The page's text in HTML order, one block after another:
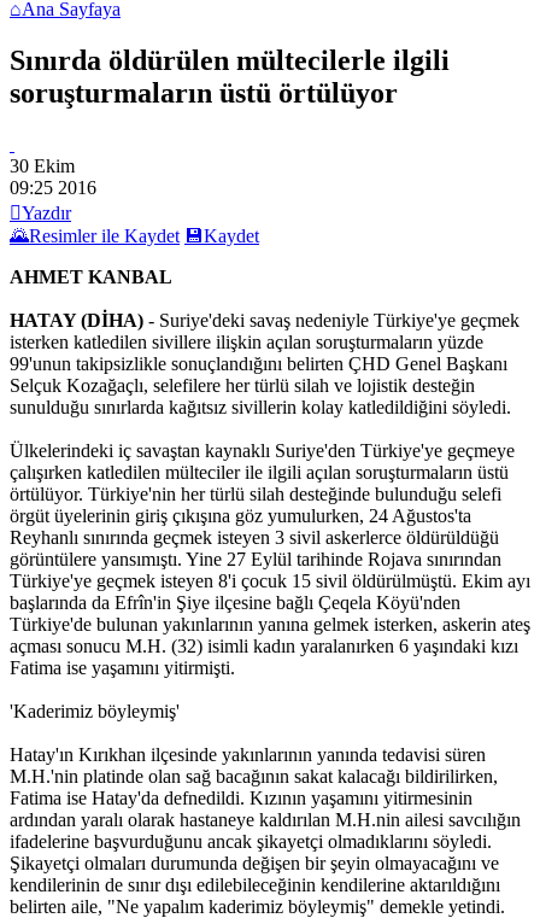
⌂Ana Sayfaya
Sınırda öldürülen mültecilerle ilgili
soruşturmaların üstü örtülüyor
30 Ekim
09:25 2016
Yazdır
🌄Resimler ile Kaydet 💾Kaydet
AHMET KANBAL
HATAY (DİHA) - Suriye'deki savaş nedeniyle Türkiye'ye geçmek
isterken katledilen sivillere ilişkin açılan soruşturmaların yüzde
99'unun takipsizlikle sonuçlandığını belirten ÇHD Genel Başkanı
Selçuk Kozağaçlı, selefilere her türlü silah ve lojistik desteğin
sunulduğu sınırlarda kağıtsız sivillerin kolay katledildiğini söyledi.
Ülkelerindeki iç savaştan kaynaklı Suriye'den Türkiye'ye geçmeye
çalışırken katledilen mülteciler ile ilgili açılan soruşturmaların üstü
örtülüyor. Türkiye'nin her türlü silah desteğinde bulunduğu selefi
örgüt üyelerinin giriş çıkışına göz yumulurken, 24 Ağustos'ta
Reyhanlı sınırında geçmek isteyen 3 sivil askerlerce öldürüldüğü
görüntülere yansımıştı. Yine 27 Eylül tarihinde Rojava sınırından
Türkiye'ye geçmek isteyen 8'i çocuk 15 sivil öldürülmüştü. Ekim ayı
başlarında da Efrîn'in Şiye ilçesine bağlı Çeqela Köyü'nden
Türkiye'de bulunan yakınlarının yanına gelmek isterken, askerin ateş
açması sonucu M.H. (32) isimli kadın yaralanırken 6 yaşındaki kızı
Fatima ise yaşamını yitirmişti.
'Kaderimiz böyleymiş'
Hatay'ın Kırıkhan ilçesinde yakınlarının yanında tedavisi süren
M.H.'nin platinde olan sağ bacağının sakat kalacağı bildirilirken,
Fatima ise Hatay'da defnedildi. Kızının yaşamını yitirmesinin
ardından yaralı olarak hastaneye kaldırılan M.H.nin ailesi savcılığın
ifadelerine başvurduğunu ancak şikayetçi olmadıklarını söyledi.
Şikayetçi olmaları durumunda değişen bir şeyin olmayacağını ve
kendilerinin de sınır dışı edilebileceğinin kendilerine aktarıldığını
belirten aile, "Ne yapalım kaderimiz böyleymiş" demekle yetindi.